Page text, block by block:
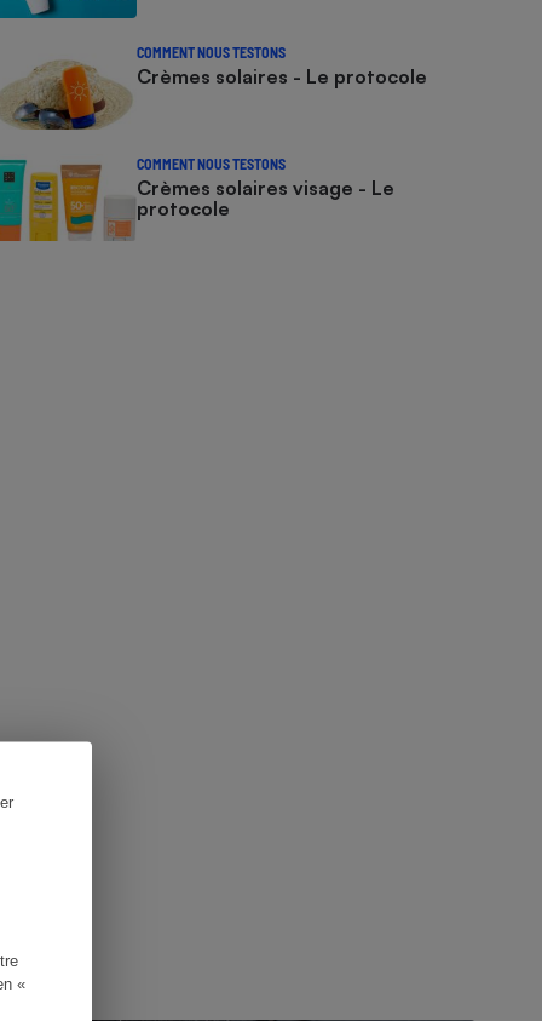
«
COMMENT NOUS TESTONS
Crèmes solaires - Le protocole
COMMENT NOUS TESTONS
Crèmes solaires visage - Le
protocole